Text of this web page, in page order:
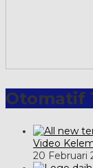
Otomatif
Video
20 Februari